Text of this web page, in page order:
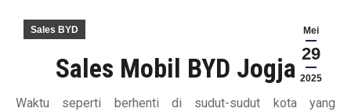
Mei
29
2025
Sales BYD
Sales Mobil BYD Jogja
Waktu seperti berhenti di sudut-sudut kota yang